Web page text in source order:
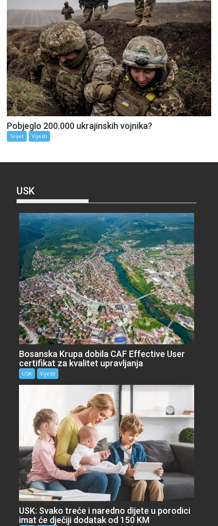
Pobjeglo 200.000 ukrajinskih vojnika?
Svijet Vijesti
USK
Bosanska Krupa dobila CAF Effective User
certifikat za kvalitet upravljanja
USK Vijesti
USK: Svako treće i naredno dijete u porodici
imat će dječiji dodatak od 150 KM